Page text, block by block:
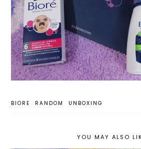
BIORE RANDOM UNBOXING
YOU MAY ALSO